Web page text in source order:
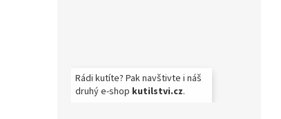
Rádi kutíte? Pak navštivte i náš
druhý e-shop kutilstvi.cz.